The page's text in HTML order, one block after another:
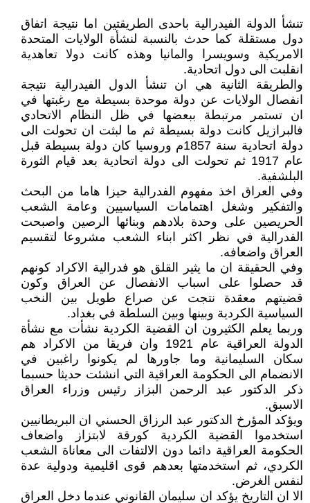
تنشأ الدولة الفيدرالية باحدى الطريقتين اما نتيجة اتفاق
دول مستقلة كما حدث بالنسبة لنشأة الولايات المتحدة
الامريكية وسويسرا والمانيا وهذه كانت دولا تعاهدية
انقلبت الى دول اتحادية.
والطريقة الثانية هي ان تنشأ الدول الفيدرالية نتيجة
انفصال الولايات عن دولة موحدة بسيطة مع رغبتها في
ان تستمر مرتبطة ببعضها في ظل النظام الاتحادي
فالبرازيل كانت دولة بسيطة ثم ما لبثت ان تحولت الى
دولة اتحادية سنة 1857م وروسيا كان دولة بسيطة قبل
عام 1917 ثم تحولت الى دولة اتحادية بعد قيام الثورة
البلشفية.
وفي العراق اخذ مفهوم الفدرالية حيزا هاما من البحث
والتفكير وشغل اهتمامات السياسيين وعامة الشعب
الحريصين على وحدة بلادهم وبنائها الرصين واصبحت
الفدرالية في نظر اكثر ابناء الشعب مشروعا لتقسيم
العراق واضعافه.
وفي الحقيقة ان ما يثير القلق هو فدرالية الاكراد كونهم
قد حصلوا على اسباب الانفصال عن العراق وكون
قضيتهم معقدة نتجت عن صراع طويل بين النخب
السياسية الكردية وبينها وبين السلطة في بغداد.
وربما يعلم الكثيرون ان القضية الكردية نشأت مع نشأة
الدولة العراقية عام 1921 وان فريقا من الاكراد هم
سكان السليمانية وما جاورها لم يكونوا راغبين في
الانضمام الى الحكومة العراقية التي انشئت حديثا حسبما
ذكر الدكتور عبد الرحمن البزاز رئيس وزراء العراق
الاسبق.
ويؤكد المؤرخ الدكتور عبد الرزاق الحسني ان البريطانيين
استخدموا القضية الكردية كورقة لابتزاز واضعاف
الحكومة العراقية دائما دون الالتفات الى معاناة الشعب
الكردي، ثم استخدمتها بعدهم قوى اقليمية ودولية عدة
لنفس الغرض.
الا ان التاريخ يؤكد ان سليمان القانوني عندما دخل العراق